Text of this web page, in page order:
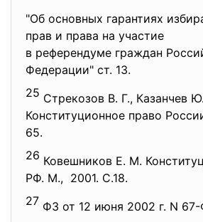
"Об основных гарантиях
прав и права на участие
в референдуме граждан
Федерации" ст. 13.
25 Стрекозов В. Г., Казанчев
Конституционное право
65.
26 Ковешников Е. М.
РФ. М., 2001. С.18.
27 ФЗ от 12 июня 2002 г. N